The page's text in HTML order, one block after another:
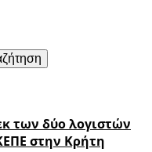
των δύο λογιστών
στην Κρήτη